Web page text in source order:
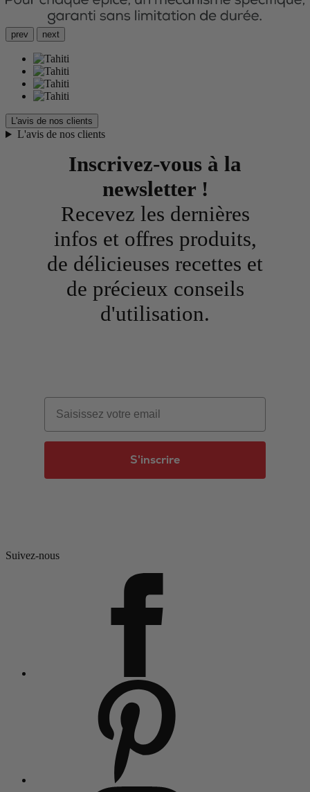
prev next
L'avis de nos clients
L'avis de nos clients
Inscrivez-vous à la
newsletter !
Recevez les dernières
infos et offres produits,
de délicieuses recettes et
de précieux conseils
d'utilisation.
Email
S'inscrire
Suivez-nous